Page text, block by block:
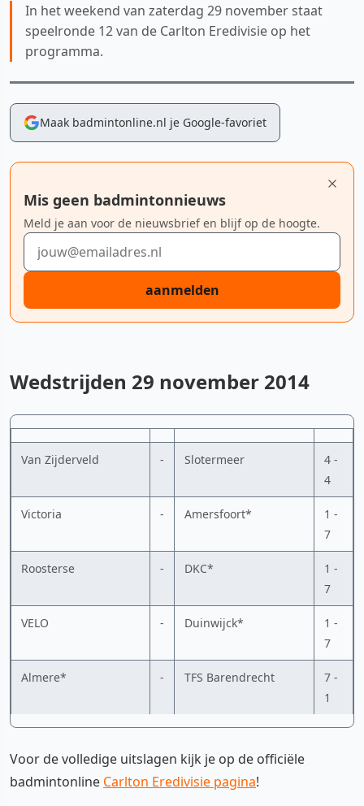
In het weekend van zaterdag 29 november staat
speelronde 12 van de Carlton Eredivisie op het
programma.
Maak badmintonline.nl je Google-favoriet
Mis geen badmintonnieuws
Meld je aan voor de nieuwsbrief en blijf op de hoogte.
E-mailadres
aanmelden
Wedstrijden 29 november 2014
Van Zijderveld - Slotermeer
4 -
4
Victoria - Amersfoort*
1 -
7
Roosterse - DKC*
1 -
7
VELO - Duinwijck*
1 -
7
Almere* - TFS Barendrecht
7 -
1
Voor de volledige uitslagen kijk je op de officiële
badmintonline Carlton Eredivisie pagina!